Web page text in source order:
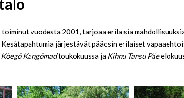
toiminut vuodesta 2001, tarjoaa erilaisia
järjestävät pääosin erilaiset
Kangõmadtoukokuussa ja Kihnu Tansu Päe